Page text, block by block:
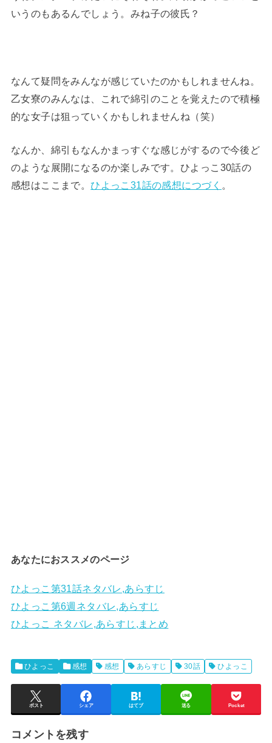
いうのもあるんでしょう。みね子の彼氏？
なんて疑問をみんなが感じていたのかもしれませんね。
乙女寮のみんなは、これで綿引のことを覚えたので積極
的な女子は狙っていくかもしれませんね（笑）
なんか、綿引もなんかまっすぐな感じがするので今後ど
のような展開になるのか楽しみです。ひよっこ30話の
感想はここまで。ひよっこ31話の感想につづく 。
あなたにおススメのページ
ひよっこ第31話ネタバレ,あらすじ
ひよっこ第6週ネタバレ,あらすじ
ひよっこ ネタバレ,あらすじ,まとめ
ひよっこ 感想 感想 あらすじ 30話 ひよっこ
ポスト シェア はてブ 送る Pocket
コメントを残す